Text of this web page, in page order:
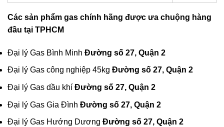
Các sản phẩm gas chính hãng được ưa chuộng hàng
đầu tại TPHCM
Đại lý Gas Bình Minh Đường số 27, Quận 2
Đại lý Gas công nghiệp 45kg Đường số 27, Quận 2
Đại lý Gas dầu khí Đường số 27, Quận 2
Đại lý Gas Gia Đình Đường số 27, Quận 2
Đại lý Gas Hướng Dương Đường số 27, Quận 2